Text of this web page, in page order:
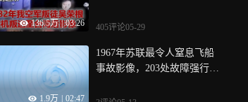
136.5万 | 03:26 405评论05-29
1.9万 02:47
1967年苏联最令人窒息飞船
事故影像，203处故障强行起